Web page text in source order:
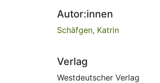
Autor:innen
Schäfgen, Katrin
Verlag
Westdeutscher Verlag